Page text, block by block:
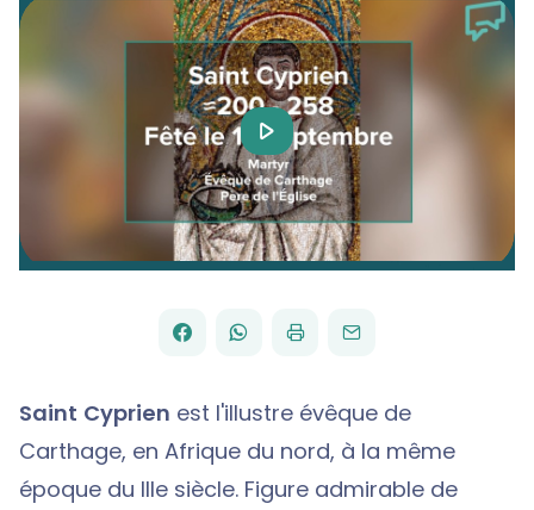
Play
Video
PARTAGER
FACEBOOK
PARTAGER
WHATSAPP
IMPRIMERENVOYER
PAR
EMAIL
Saint Cyprien est l'illustre évêque de
Carthage, en Afrique du nord, à la même
époque du IIIe siècle. Figure admirable de